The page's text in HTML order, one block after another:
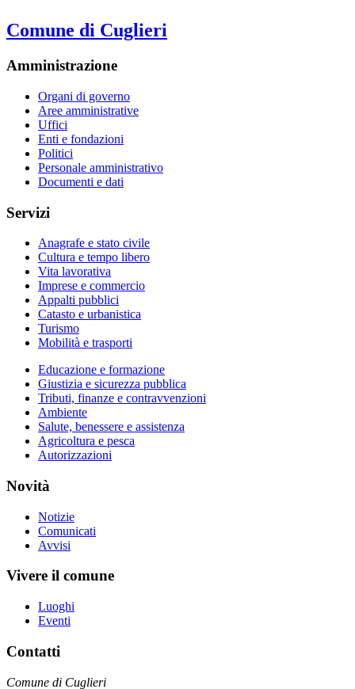
Comune di Cuglieri
Amministrazione
Organi di governo
Aree amministrative
Uffici
Enti e fondazioni
Politici
Personale amministrativo
Documenti e dati
Servizi
Anagrafe e stato civile
Cultura e tempo libero
Vita lavorativa
Imprese e commercio
Appalti pubblici
Catasto e urbanistica
Turismo
Mobilità e trasporti
Educazione e formazione
Giustizia e sicurezza pubblica
Tributi, finanze e contravvenzioni
Ambiente
Salute, benessere e assistenza
Agricoltura e pesca
Autorizzazioni
Novità
Notizie
Comunicati
Avvisi
Vivere il comune
Luoghi
Eventi
Contatti
Comune di Cuglieri